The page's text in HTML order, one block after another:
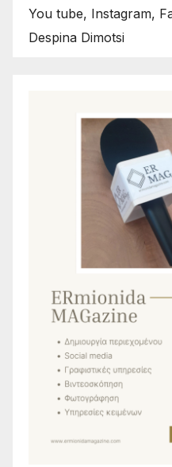
You tube, Instagram,
Despina Dimotsi